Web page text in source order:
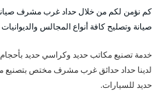
كم نؤمن لكم من خلال حداد غرب مشرف
صيانة وتصليح كافة أنواع المجالس
خدمة تصنيع مكاتب حديد وكراسي حديد
لدينا حداد حدائق غرب مشرف مختص بتصنيع
حديد للسيارات.